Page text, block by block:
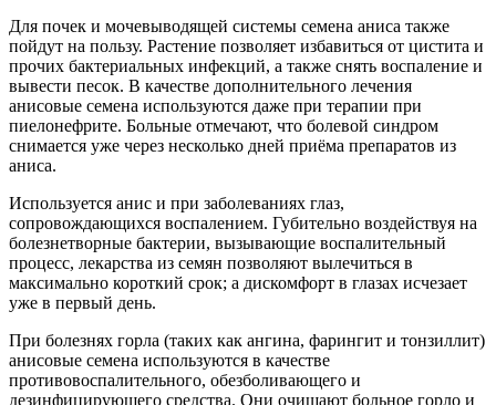
Для почек и мочевыводящей системы семена аниса также
пойдут на пользу. Растение позволяет избавиться от цистита и
прочих бактериальных инфекций, а также снять воспаление и
вывести песок. В качестве дополнительного лечения
анисовые семена используются даже при терапии при
пиелонефрите. Больные отмечают, что болевой синдром
снимается уже через несколько дней приёма препаратов из
аниса.
Используется анис и при заболеваниях глаз,
сопровождающихся воспалением. Губительно воздействуя на
болезнетворные бактерии, вызывающие воспалительный
процесс, лекарства из семян позволяют вылечиться в
максимально короткий срок; а дискомфорт в глазах исчезает
уже в первый день.
При болезнях горла (таких как ангина, фарингит и тонзиллит)
анисовые семена используются в качестве
противовоспалительного, обезболивающего и
дезинфицирующего средства. Они очищают больное горло и